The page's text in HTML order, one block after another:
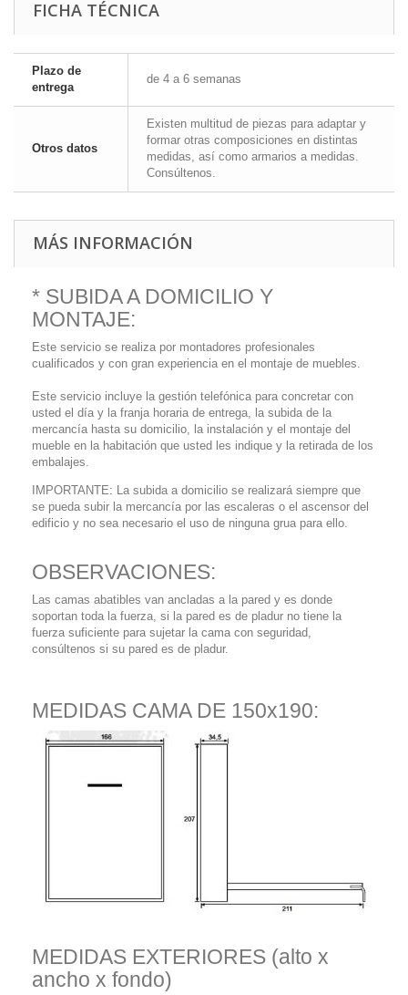
FICHA TÉCNICA
Plazo de
entrega
de 4 a 6 semanas
Otros datos
Existen multitud de piezas para adaptar y
formar otras composiciones en distintas
medidas, así como armarios a medidas.
Consúltenos.
MÁS INFORMACIÓN
* SUBIDA A DOMICILIO Y
MONTAJE:
Este servicio se realiza por montadores profesionales
cualificados y con gran experiencia en el montaje de muebles.
Este servicio incluye la gestión telefónica para concretar con
usted el día y la franja horaria de entrega, la subida de la
mercancía hasta su domicilio, la instalación y el montaje del
mueble en la habitación que usted les indique y la retirada de los
embalajes.
IMPORTANTE: La subida a domicilio se realizará siempre que
se pueda subir la mercancía por las escaleras o el ascensor del
edificio y no sea necesario el uso de ninguna grua para ello.
OBSERVACIONES:
Las camas abatibles van ancladas a la pared y es donde
soportan toda la fuerza, si la pared es de pladur no tiene la
fuerza suficiente para sujetar la cama con seguridad,
consúltenos si su pared es de pladur.
MEDIDAS CAMA DE 150x190:
MEDIDAS EXTERIORES (alto x
ancho x fondo)